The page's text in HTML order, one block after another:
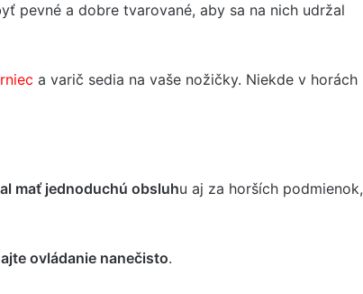
pevné a dobre tvarované, aby sa na nich udržal
a varič sedia na vaše nožičky. Niekde v horách
mať jednoduchú obsluhu aj za horších podmienok,
ovládanie nanečisto.